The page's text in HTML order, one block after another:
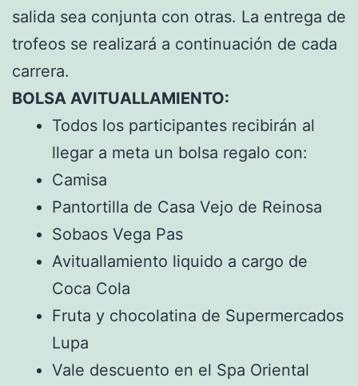
salida sea conjunta con otras. La entrega de
trofeos se realizará a continuación de cada
carrera.
BOLSA AVITUALLAMIENTO:
Todos los participantes recibirán al
llegar a meta un bolsa regalo con:
Camisa
Pantortilla de Casa Vejo de Reinosa
Sobaos Vega Pas
Avituallamiento liquido a cargo de
Coca Cola
Fruta y chocolatina de Supermercados
Lupa
Vale descuento en el Spa Oriental